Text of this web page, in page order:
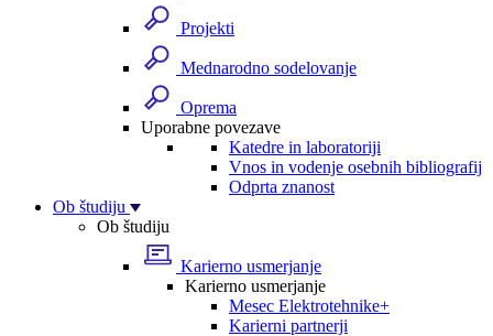
Projekti
Mednarodno sodelovanje
Oprema
Uporabne povezave
Katedre in laboratoriji
Vnos in vodenje osebnih bibliografij
Odprta znanost
Ob študiju
Ob študiju
Karierno usmerjanje
Karierno usmerjanje
Mesec Elektrotehnike+
Karierni partnerji